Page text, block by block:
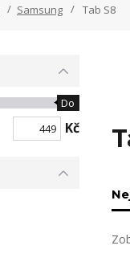
Samsung Tab S8
Do
Kč